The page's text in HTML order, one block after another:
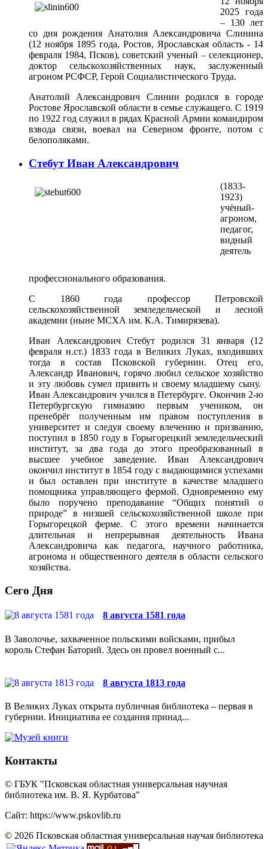
2025 года
– 130 лет
со дня рождения Анатолия Александровича Слинина
(12 ноября 1895 года, Ростов, Ярославская область - 14
февраля 1984, Псков), советский ученый – селекционер,
доктор сельскохозяйственных наук, заслуженный
агроном РСФСР, Герой Социалистического Труда.
Анатолий Александрович Слинин родился в городе
Ростове Ярославской области в семье служащего. С 1919
по 1922 год служил в рядах Красной Армии командиром
взвода связи, воевал на Северном фронте, потом с
белополяками.
Стебут Иван Александрович
(1833-
1923)
учёный-
агроном,
педагог,
видный
деятель
профессионального образования.
С 1860 года профессор Петровской
сельскохозяйственной земледельческой и лесной
академии (ныне МСХА им. К.А. Тимирязева).
Иван Александрович Стебут родился 31 января (12
февраля н.ст.) 1833 года в Великих Луках, входивших
тогда в состав Псковской губернии. Отец его,
Александр Иванович, горячо любил сельское хозяйство
и эту любовь сумел привить и своему младшему сыну.
Иван Александрович учился в Петербурге. Окончив 2-ю
Петербургскую гимназию первым учеником, он
пренебрёг полученным им правом поступления в
университет и следуя своему влечению и призванию,
поступил в 1850 году в Горыгорецкий земледельческий
институт, за два года до этого преобразованный в
высшее учебное заведение. Иван Александрович
окончил институт в 1854 году с выдающимися успехами
и был оставлен при институте в качестве младшего
помощника управляющего фермой. Одновременно ему
было поручено преподавание “Общих понятий о
природе” в низшей сельскохозяйственной школе при
Горыгорецкой ферме. С этого времени начинается
длительная и непрерывная деятельность Ивана
Александровича как педагога, научного работника,
агронома и общественного деятеля в области сельского
хозяйства.
Сего Дня
8 августа 1581 года
В Заволочье, захваченное польскими войсками, прибыл
король Стефан Баторий. Здесь он провел военный с...
8 августа 1813 года
В Великих Луках открыта публичная библиотека – первая в
губернии. Инициатива ее создания принад...
Контакты
© ГБУК "Псковская областная универсальная научная
библиотека им. В. Я. Курбатова"
Сайт: https://www.pskovlib.ru
© 2026 Псковская областная универсальная научая библиотека